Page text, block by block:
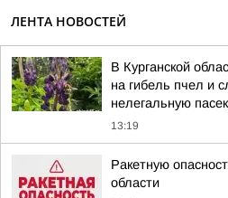
ЛЕНТА НОВОСТЕЙ
В Курганской
на гибель пчел и
нелегальную
13:19
Ракетную
области